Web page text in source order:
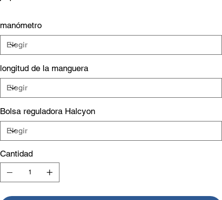
manómetro
longitud de la manguera
Bolsa reguladora Halcyon
Cantidad